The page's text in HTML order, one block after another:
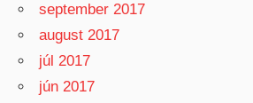
september 2017
august 2017
júl 2017
jún 2017